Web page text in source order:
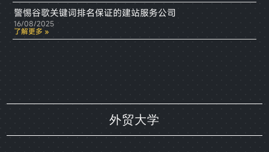
警惕谷歌关键词排名保证的建站服务公司
16/08/2025
了解更多 »
外贸大学